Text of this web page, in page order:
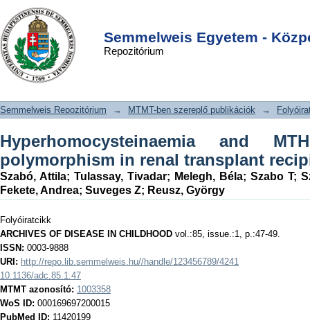
Semmelweis Egyetem -
Repozitórium
Hyperhomocysteinaemia and MTHFR
C677T gene polymorphism in renal
transplant recipients
DSpace/Manakin Repository
Semmelweis Repozitórium → MTMT-ben szereplő publikációk →
Hyperhomocysteinaemia and
polymorphism in renal transplant
Szabó, Attila; Tulassay, Tivadar; Melegh, Béla; Szabo T;
Fekete, Andrea; Suveges Z; Reusz, György
Folyóiratcikk
ARCHIVES OF DISEASE IN CHILDHOOD vol.:85, issue.:1, p.:47-49.
ISSN: 0003-9888
URI: http://repo.lib.semmelweis.hu//handle/123456789/4241
10.1136/adc.85.1.47
MTMT azonosító: 1003358
WoS ID: 000169697200015
PubMed ID: 11420199